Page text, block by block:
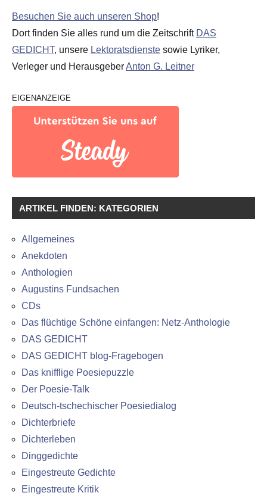
Besuchen Sie auch unseren Shop!
Dort finden Sie alles rund um die Zeitschrift DAS
GEDICHT, unsere Lektoratsdienste sowie Lyriker,
Verleger und HerausgeberAnton G. Leitner
EIGENANZEIGE
ARTIKEL FINDEN: KATEGORIEN
Allgemeines
Anekdoten
Anthologien
Augustins Fundsachen
CDs
Das flüchtige Schöne einfangen: Netz-Anthologie
DAS GEDICHT
DAS GEDICHT blog-Fragebogen
Das knifflige Poesiepuzzle
Der Poesie-Talk
Deutsch-tschechischer Poesiedialog
Dichterbriefe
Dichterleben
Dinggedichte
Eingestreute Gedichte
Eingestreute Kritik